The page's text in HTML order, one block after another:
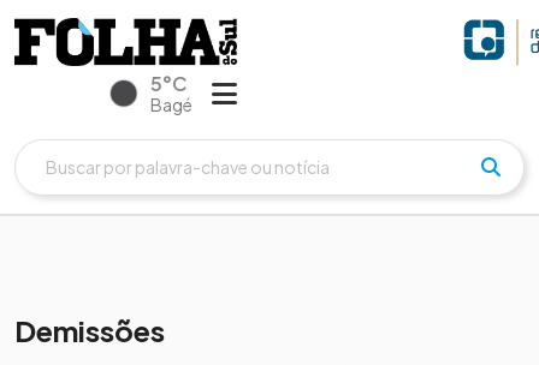
5°C
Bagé
Demissões